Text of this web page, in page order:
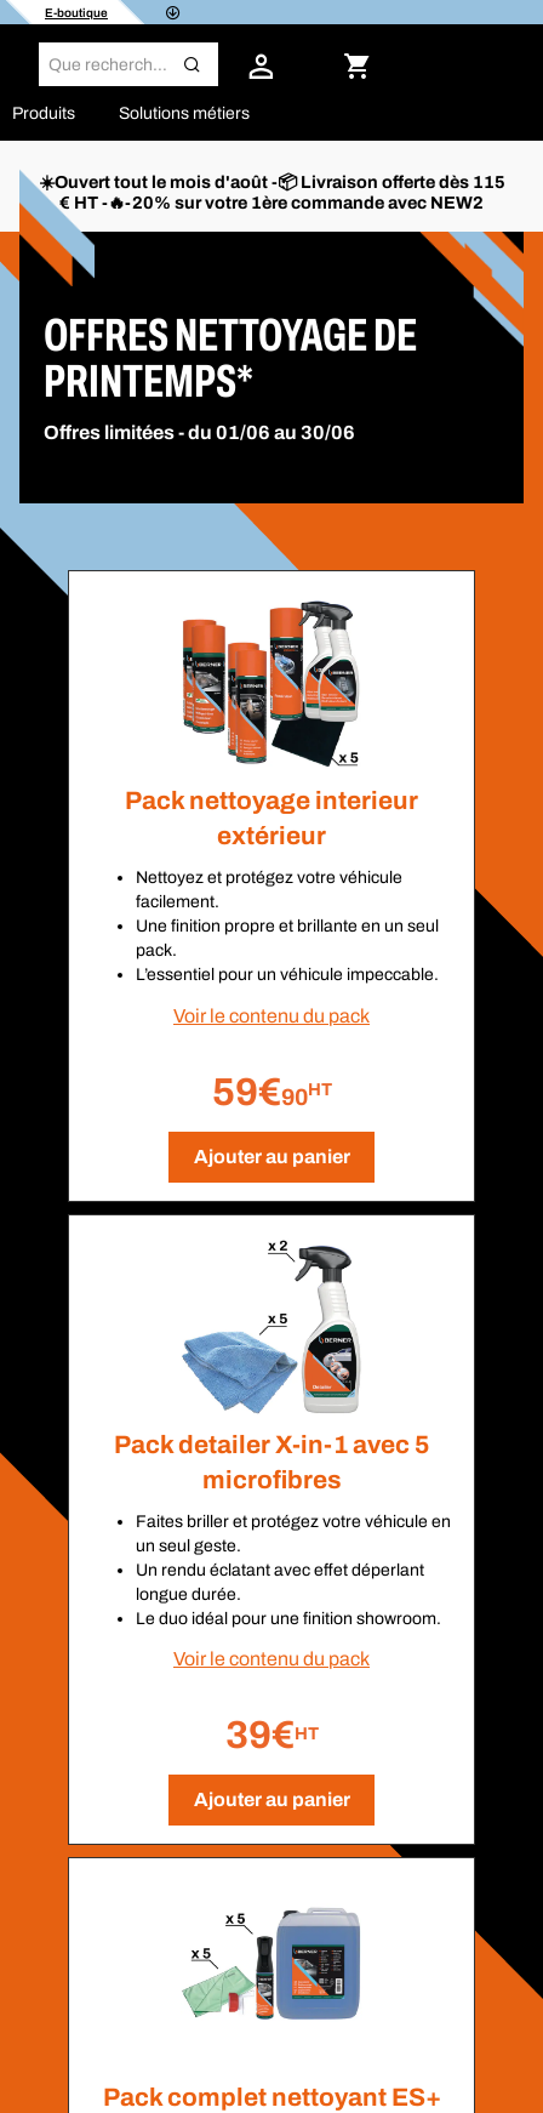
E-boutique
Produits Solutions métiers
☀️Ouvert tout le mois d'août -📦 Livraison offerte dès 115
€ HT -🔥-20% sur votre 1ère commande avec NEW2
OFFRES NETTOYAGE DE
PRINTEMPS*
Offres limitées - du 01/06 au 30/06
Pack nettoyage interieur
extérieur
Nettoyez et protégez votre véhicule
facilement.
Une finition propre et brillante en un seul
pack.
L’essentiel pour un véhicule impeccable.
Voir le contenu du pack
59€90HT
Ajouter au panier
Pack detailer X-in-1 avec 5
microfibres
Faites briller et protégez votre véhicule en
un seul geste.
Un rendu éclatant avec effet déperlant
longue durée.
Le duo idéal pour une finition showroom.
Voir le contenu du pack
39€HT
Ajouter au panier
Pack complet nettoyant ES+